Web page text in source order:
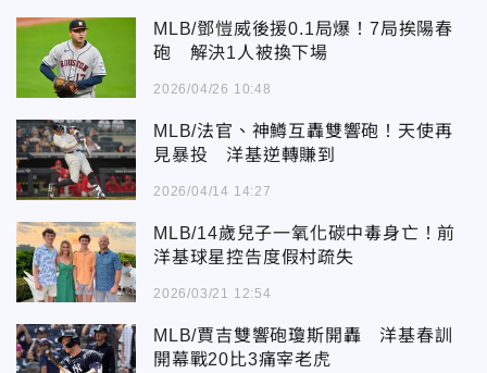
MLB/鄧愷威後援0.1局爆！7局挨陽春
砲 解決1人被換下場
2026/04/26 10:48
MLB/法官、神鱒互轟雙響砲！天使再
見暴投 洋基逆轉賺到
2026/04/14 14:27
MLB/14歲兒子一氧化碳中毒身亡！前
洋基球星控告度假村疏失
2026/03/21 12:54
MLB/賈吉雙響砲瓊斯開轟 洋基春訓
開幕戰20比3痛宰老虎